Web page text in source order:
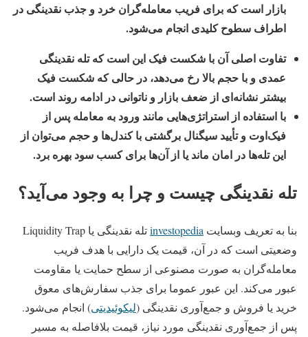
بازار است که برای فریب معامله‌گران خرد و جذب نقدینگی در
اطراف سطوح کلیدی انجام می‌شود.
تفاوت اصلی آن با شکست فیک این است که تله نقدینگی
عمدی و با حجم بالا رخ می‌دهد، در حالی که شکست فیک
بیشتر نشانه‌ای از ضعف بازار و ناتوانی در ادامه روند است.
با استفاده از استراتژی‌هایی مانند ورود به معامله پس از
فیک‌اوت و تأیید سیگنال برگشتی با کندل‌ها و حجم می‌توان از
این تله‌ها در امان ماند یا از آن‌ها برای کسب سود بهره برد.
تله نقدینگی چیست و چرا به وجود می‌آید؟
بنا به تعریف وبسایت investopedia
تله نقدینگی یا Liquidity Trap
وضعیتی است که در آن، قیمت یک دارایی با هدف فریب
معامله‌گران به‌ صورت مصنوعی از سطح حمایت یا مقاومت
عبور می‌کند. این عبور عموما برای جذب سفارش‌های معوق
خرید یا فروش و جمع‌آوری نقدینگی (لیکوئیدیتی) انجام می‌شود.
پس از جمع‌آوری نقدینگی مورد نیاز، قیمت بلافاصله به مسیر